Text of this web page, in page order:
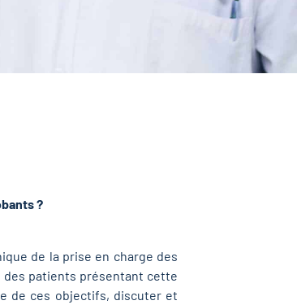
?
de la prise en charge des
des patients présentant cette
de ces objectifs, discuter et